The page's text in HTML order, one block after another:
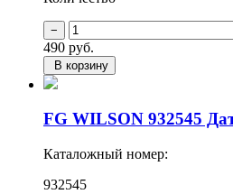
490 руб.
В корзину
FG WILSON 932545
Каталожный номер:
932545